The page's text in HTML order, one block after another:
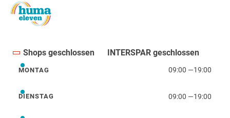
Shops geschlossen INTERSPAR geschlossen
Montag
MONTAG 09:00 —19:00
Dienstag
DIENSTAG 09:00 —19:00